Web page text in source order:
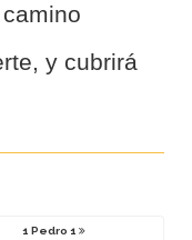
y cubrirá
1 Pedro 1